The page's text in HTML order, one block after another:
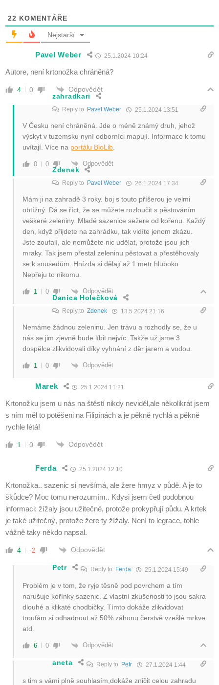
22 KOMENTÁŘE
Nejstarší
Pavel Weber 25.1.2024 10:24
Autore, není krtonožka chráněná?
4 0
Odpovědět
zahradkari
Reply to Pavel Weber 25.1.2024 13:51
V Česku není chráněná. Jde o méně známý druh, jehož
výskyt v tuzemsku nyní odborníci mapují. Informace k tomu
uvítají. Více na portálu BioLib
0 0 Odpovědět
Zdenek
Reply to Pavel Weber 26.1.2024 17:34
Mám ji na zahradě 3 roky. boj s touto příšerou je velmi
obtížný. Dá se říct, že se můžete rozloučit s pěstováním
veškeré zeleniny. Mladé sazenice sežere od kořenu. Každý
den, když přijdete na zahrádku, tak vidíte jenom zkázu.
Jste zoufalí, ale nemůžete nic udělat, protože jsou jich
mraky. Tak jsem přestal zeleninu pěstovat a přestěhovaly
se k sousedům. Hnízda si dělají až 1 metr hluboko.
Nepřeju to nikomu.
1 0 Odpovědět
Danica Holečková
Reply to Zdenek 13.5.2024 21:16
Nemáme žádnou zeleninu. Jen trávu a rozhodly se, že u
nás se jim zjevně bude líbit nejvíc. Takže už jsme 3
dospělce zlikvidovali díky vyhnání z děr jarem a vodou.
1 0 Odpovědět
Marek 25.1.2024 11:21
Krtonožku jsem u nás na štěstí nikdy neviděl,ale několikrát jsem
s ním měl to potěšeni na Filipínách a je pěkně rychlá a pěkně
rychle létá!
1 0 Odpovědět
Ferda 25.1.2024 12:10
Krtonožka.. sazenic si nevšímá, ale žere hmyz v půdě. A je to
škůdce? Moc tomu nerozumím.. Kdysi jsem četl podobnou
informaci: žížaly jsou užitečné, protože prokypřují půdu. A krtek
je také užitečný, protože žere ty žížaly. Není to legrace, tohle
vážně taky někdo napsal.
4 -2 Odpovědět
Petr Reply to Ferda 25.1.2024 15:49
Problém je v tom, že ryje těsně pod povrchem a tím
narušuje kořínky sazenic. Z vlastní zkušenosti to jsou sakra
dlouhé a klikaté chodbičky. Tímto dokáže zlikvidovat
troufám si odhadnout až 50% záhonu čerstvě vzešlé mrkve
atd.
6 0 Odpovědět
aneta Reply to Petr 27.1.2024 1:44
s tim s vámi plně souhlasím,dokáže zničit celou zahradu